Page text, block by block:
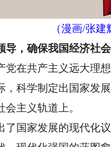
（漫画/张建
，确保我国经济社会
在共产主义远大理想
，科学制定出国家发
主义轨道上。
家发展的现代化议